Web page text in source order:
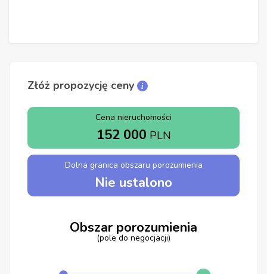
Złóż propozycję ceny
Cena nieruchomości
152 000 PLN
Dolna granica obszaru porozumienia
Nie ustalono
Obszar porozumienia
(pole do negocjacji)